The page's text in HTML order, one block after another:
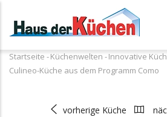
zum
Inhalt
Pfadnavigation
Startseite -Küchenwelten -Innovative
Culineo-Küche aus dem Programm Como
vorherige Küche